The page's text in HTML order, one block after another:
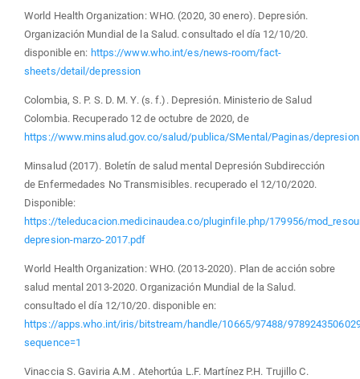
World Health Organization: WHO. (2020, 30 enero). Depresión.
Organización Mundial de la Salud. consultado el día 12/10/20.
disponible en: https://www.who.int/es/news-room/fact-
sheets/detail/depression
Colombia, S. P. S. D. M. Y. (s. f.). Depresión. Ministerio de Salud
Colombia. Recuperado 12 de octubre de 2020, de
https://www.minsalud.gov.co/salud/publica/SMental/Paginas/
Minsalud (2017). Boletín de salud mental Depresión Subdirección
de Enfermedades No Transmisibles. recuperado el 12/10/2020.
Disponible:
https://teleducacion.medicinaudea.co/pluginfile.php/179956/
depresion-marzo-2017.pdf
World Health Organization: WHO. (2013-2020). Plan de acción sobre
salud mental 2013-2020. Organización Mundial de la Salud.
consultado el día 12/10/20. disponible en:
https://apps.who.int/iris/bitstream/handle/10665/97488/
sequence=1
Vinaccia S. Gaviria A.M . Atehortúa L.F. Martínez P.H. Trujillo C.